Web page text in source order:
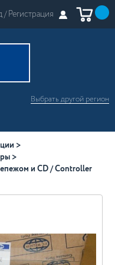
/Регистрация
Выбрать другой регион
и CD / Controller